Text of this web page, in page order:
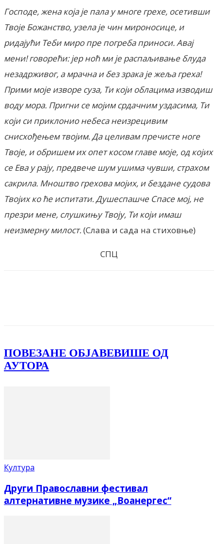
Господе, жена која је пала у многе грехе, осетивши
Твоје Божанство, узела је чин мироносице, и
ридајући Теби миро пре погреба приноси. Авај
мени! говорећи: јер ноћ ми је распаљивање блуда
незадрживог, а мрачна и без зрака је жеља греха!
Прими моје изворе суза, Ти који облацима изводиш
воду мора. Пригни се мојим срдачним уздасима, Ти
који си приклонио небеса неизрецивим
снисхођењем твојим. Да целивам пречисте ноге
Твоје, и обришем их опет косом главе моје, од којих
се Ева у рају, предвече шум ушима чувши, страхом
сакрила. Мноштво грехова мојих, и бездане судова
Твојих ко ће испитати. Душеспашче Спасе мој, не
презри мене, слушкињу Твоју, Ти који имаш
неизмерну милост.(Слава и сада на стиховње)
СПЦ
ПОВЕЗАНЕ ОБЈАВЕВИШЕ ОД
АУТОРА
Култура
Други Православни фестивал
алтернативне музике „Воанергес“